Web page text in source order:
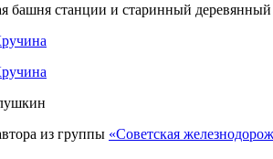
башня станции и старинный
из группы «Советская